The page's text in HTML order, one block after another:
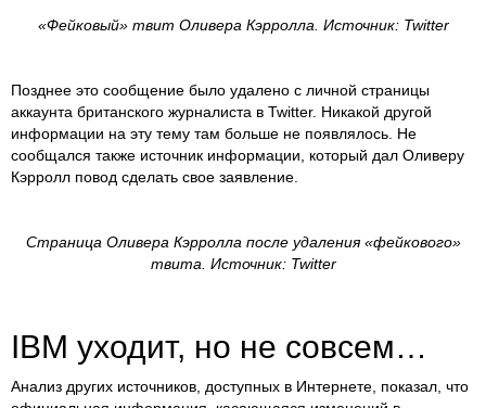
«Фейковый» твит Оливера Кэрролла. Источник: Twitter
Позднее это сообщение было удалено c личной страницы
аккаунта британского журналиста в Twitter. Никакой другой
информации на эту тему там больше не появлялось. Не
сообщался также источник информации, который дал Оливеру
Кэрролл повод сделать свое заявление.
Страница Оливера Кэрролла после удаления «фейкового»
твита. Источник: Twitter
IBM уходит, но не совсем…
Анализ других источников, доступных в Интернете, показал, что